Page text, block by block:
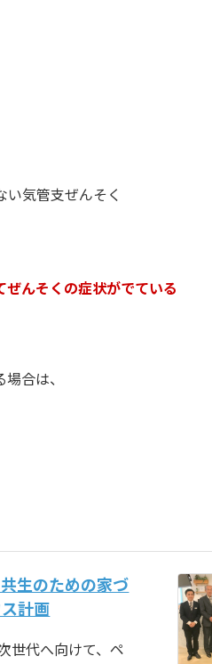
い気管支ぜんそく
ぜんそくの症状がでている
合は、
生のための家づ
計画
世代へ向けて、ペ